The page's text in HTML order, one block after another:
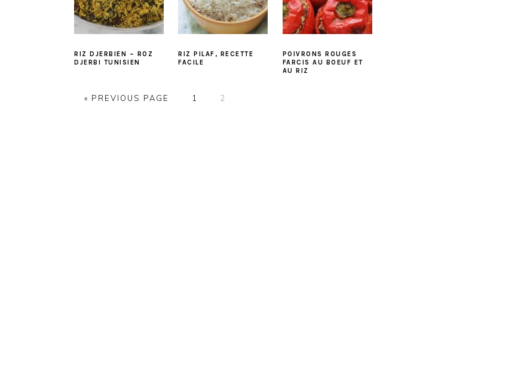
RIZ DJERBIEN – ROZ
DJERBI TUNISIEN
RIZ PILAF, RECETTE
FACILE
POIVRONS ROUGES
FARCIS AU BOEUF ET
AU RIZ
« PREVIOUS PAGE PAGE
1 PAGE
2